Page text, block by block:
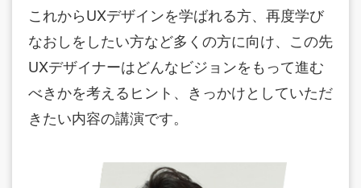
これからUXデザインを学ばれる方、再度学び
なおしをしたい方など多くの方に向け、この先
UXデザイナーはどんなビジョンをもって進む
べきかを考えるヒント、きっかけとしていただ
きたい内容の講演です。